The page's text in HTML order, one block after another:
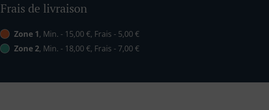
Frais de livraison
Zone 1, Min. - 15,00 €, Frais - 5,00 €
Zone 2, Min. - 18,00 €, Frais - 7,00 €